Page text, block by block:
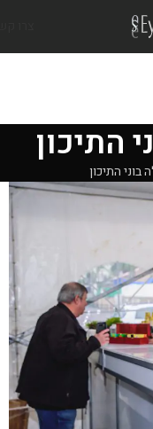
התיכון
בוני התיכון